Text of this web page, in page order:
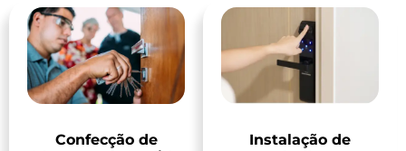
Confecção de
Instalação de